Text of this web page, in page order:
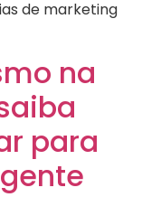
de marketing
na
para